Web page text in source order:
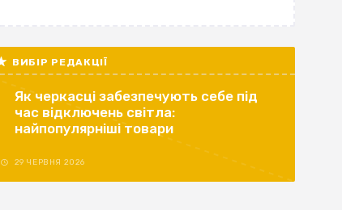
ВИБІР РЕДАКЦІЇ
Як черкасці забезпечують себе під
час відключень світла:
найпопулярніші товари
29 ЧЕРВНЯ 2026